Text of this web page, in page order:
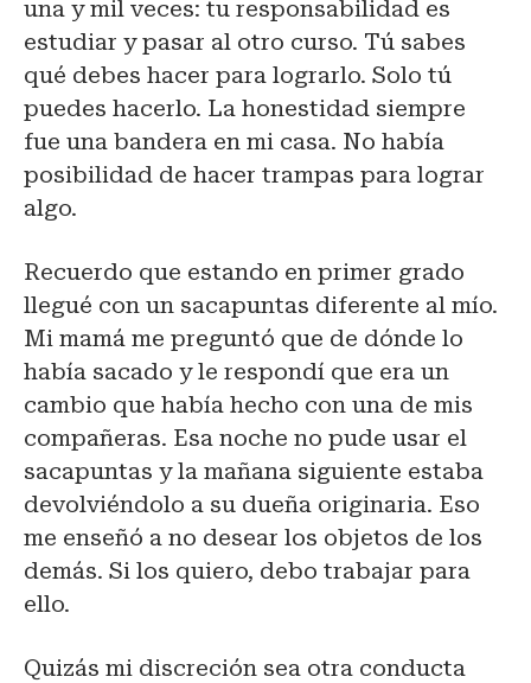
una y mil veces: tu responsabilidad es
estudiar y pasar al otro curso. Tú sabes
qué debes hacer para lograrlo. Solo tú
puedes hacerlo. La honestidad siempre
fue una bandera en mi casa. No había
posibilidad de hacer trampas para lograr
algo.
Recuerdo que estando en primer grado
llegué con un sacapuntas diferente al mío.
Mi mamá me preguntó que de dónde lo
había sacado y le respondí que era un
cambio que había hecho con una de mis
compañeras. Esa noche no pude usar el
sacapuntas y la mañana siguiente estaba
devolviéndolo a su dueña originaria. Eso
me enseñó a no desear los objetos de los
demás. Si los quiero, debo trabajar para
ello.
Quizás mi discreción sea otra conducta